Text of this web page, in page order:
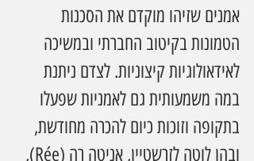
אמנים שזיהו מוקדם את הסכנות
הטמונות בקיטוב החברתי ובמשיכה
לאידאולוגיות קיצוניות. לצדם ניתנת
במה משמעותית גם לאמניות שפעלו
בתקופה וזוכות כיום להכרה מחודשת,
ובהן לוטה לזרשטיין, אניטה רֶה (Rée),